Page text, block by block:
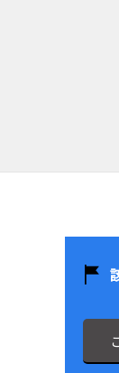
会社